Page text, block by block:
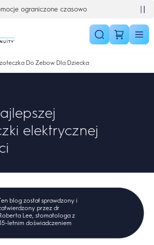
oferty już teraz
Do Zebow Dla Dziecka
elektrycznej
blog został sprawdzony i
przez dr
Lee, stomatologa z
letnim doświadczeniem